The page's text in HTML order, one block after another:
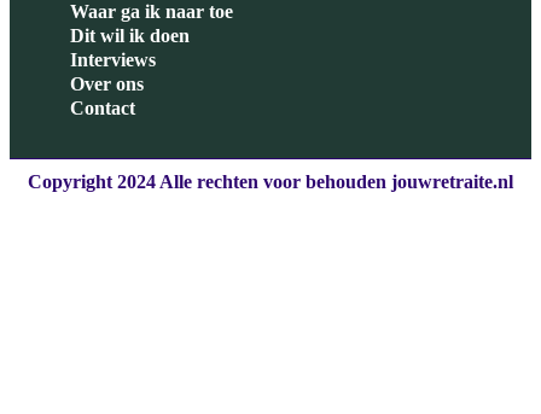
Waar ga ik naar toe
Dit wil ik doen
Interviews
Over ons
Contact
Copyright 2024 Alle rechten voor behouden jouwretraite.nl